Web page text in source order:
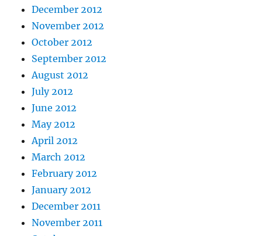
December 2012
November 2012
October 2012
September 2012
August 2012
July 2012
June 2012
May 2012
April 2012
March 2012
February 2012
January 2012
December 2011
November 2011